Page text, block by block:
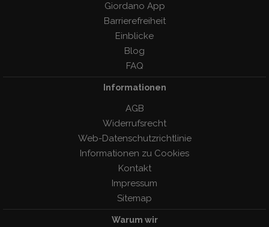
Giordano App
Barrierefreiheit
Einblicke
Blog
FAQ
Informationen
AGB
Widerrufsrecht
Web-Datenschutzrichtlinie
Informationen zu Cookies
Kontakt
Impressum
Sitemap
Warum wir